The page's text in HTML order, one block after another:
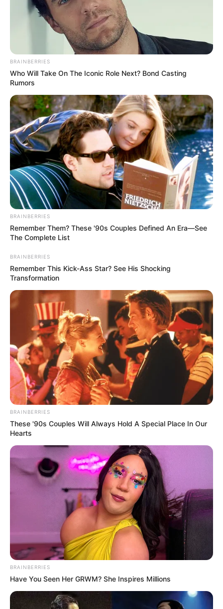
BRAINBERRIES
Who Will Take On The Iconic Role Next? Bond Casting
Rumors
BRAINBERRIES
Remember Them? These '90s Couples Defined An Era—See
The Complete List
BRAINBERRIES
Remember This Kick-Ass Star? See His Shocking
Transformation
BRAINBERRIES
These '90s Couples Will Always Hold A Special Place In Our
Hearts
BRAINBERRIES
Have You Seen Her GRWM? She Inspires Millions